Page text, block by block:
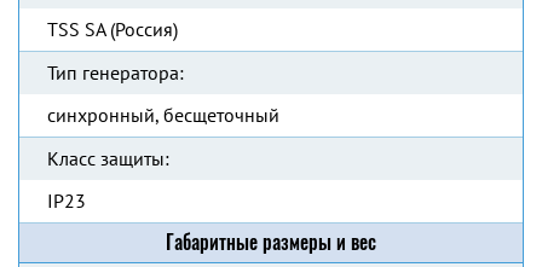
TSS SA (Россия)
Тип генератора:
синхронный, бесщеточный
Класс защиты:
IP23
Габаритные размеры и вес